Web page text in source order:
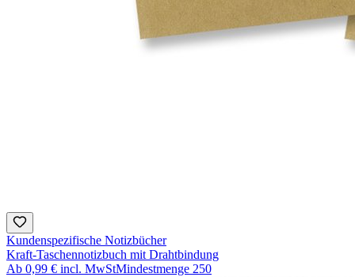
Kundenspezifische Notizbücher
Kraft-Taschennotizbuch mit Drahtbindung
Ab 0,99 € incl. MwStMindestmenge 250